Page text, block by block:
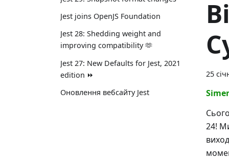
Jest joins OpenJS Foundation
Jest 28: Shedding weight and
improving compatibility 🫶
Jest 27: New Defaults for Jest, 2021
edition ⏩
Оновлення вебсайту Jest
25
24!